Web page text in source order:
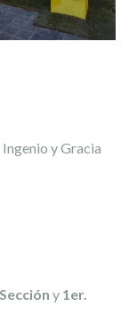
Ingenio y Gracia
y 1er.